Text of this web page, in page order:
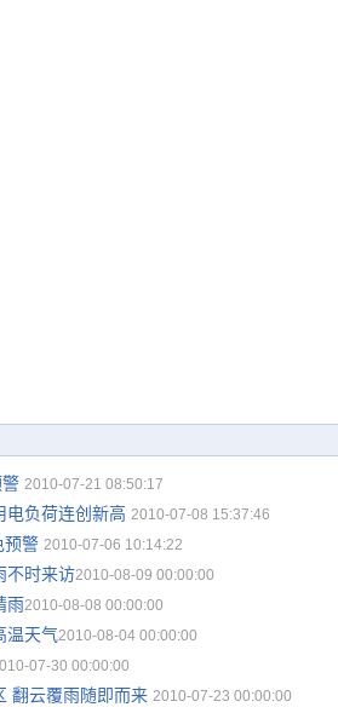
2010-07-21 08:50:17
电负荷连创新高 2010-07-08 15:37:46
预警 2010-07-06 10:14:22
不时来访2010-08-09 00:00:00
雨2010-08-08 00:00:00
温天气2010-08-04 00:00:00
07-30 00:00:00
翻云覆雨随即而来 2010-07-23 00:00:00